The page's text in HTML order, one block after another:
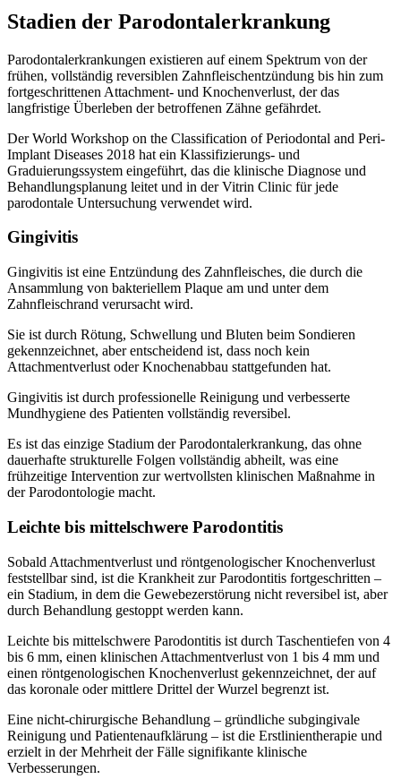
Stadien der Parodontalerkrankung
Parodontalerkrankungen existieren auf einem Spektrum von der
frühen, vollständig reversiblen Zahnfleischentzündung bis hin zum
fortgeschrittenen Attachment- und Knochenverlust, der das
langfristige Überleben der betroffenen Zähne gefährdet.
Der World Workshop on the Classification of Periodontal and Peri-
Implant Diseases 2018 hat ein Klassifizierungs- und
Graduierungssystem eingeführt, das die klinische Diagnose und
Behandlungsplanung leitet und in der Vitrin Clinic für jede
parodontale Untersuchung verwendet wird.
Gingivitis
Gingivitis ist eine Entzündung des Zahnfleisches, die durch die
Ansammlung von bakteriellem Plaque am und unter dem
Zahnfleischrand verursacht wird.
Sie ist durch Rötung, Schwellung und Bluten beim Sondieren
gekennzeichnet, aber entscheidend ist, dass noch kein
Attachmentverlust oder Knochenabbau stattgefunden hat.
Gingivitis ist durch professionelle Reinigung und verbesserte
Mundhygiene des Patienten vollständig reversibel.
Es ist das einzige Stadium der Parodontalerkrankung, das ohne
dauerhafte strukturelle Folgen vollständig abheilt, was eine
frühzeitige Intervention zur wertvollsten klinischen Maßnahme in
der Parodontologie macht.
Leichte bis mittelschwere Parodontitis
Sobald Attachmentverlust und röntgenologischer Knochenverlust
feststellbar sind, ist die Krankheit zur Parodontitis fortgeschritten –
ein Stadium, in dem die Gewebezerstörung nicht reversibel ist, aber
durch Behandlung gestoppt werden kann.
Leichte bis mittelschwere Parodontitis ist durch Taschentiefen von 4
bis 6 mm, einen klinischen Attachmentverlust von 1 bis 4 mm und
einen röntgenologischen Knochenverlust gekennzeichnet, der auf
das koronale oder mittlere Drittel der Wurzel begrenzt ist.
Eine nicht-chirurgische Behandlung – gründliche subgingivale
Reinigung und Patientenaufklärung – ist die Erstlinientherapie und
erzielt in der Mehrheit der Fälle signifikante klinische
Verbesserungen.